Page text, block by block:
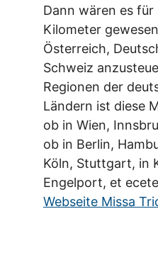
Dann wären es
Kilometer
Österreich,
Schweiz
Regionen der
Ländern ist diese
ob in Wien,
ob in Berlin,
Köln, Stuttgart, in
Engelport, et
Webseite Missa